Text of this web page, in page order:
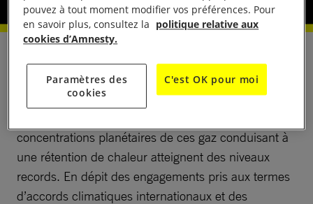
mondiale des droits humains sans précédent,
principalement causée par la combustion d’énergies
concentrations planétaires de ces gaz conduisant à
une rétention de chaleur atteignent des niveaux
records. En dépit des engagements pris aux termes
d’accords climatiques internationaux et des
pouvez à tout moment modifier vos préférences. Pour
en savoir plus, consultez la politique relative aux
cookies d’Amnesty.
Paramètres des
cookies
C'est OK pour moi